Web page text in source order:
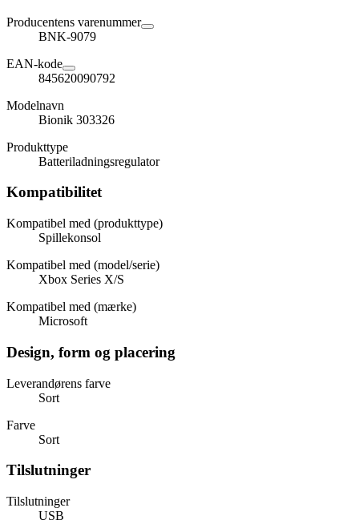
Producentens varenummer
BNK-9079
EAN-kode
845620090792
Modelnavn
Bionik 303326
Produkttype
Batteriladningsregulator
Kompatibilitet
Kompatibel med (produkttype)
Spillekonsol
Kompatibel med (model/serie)
Xbox Series X/S
Kompatibel med (mærke)
Microsoft
Design, form og placering
Leverandørens farve
Sort
Farve
Sort
Tilslutninger
Tilslutninger
USB